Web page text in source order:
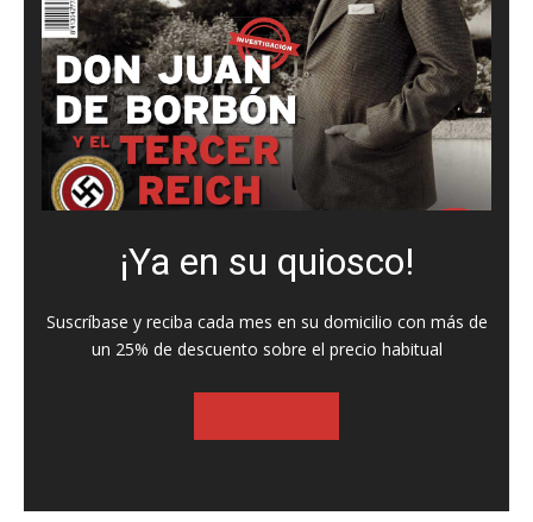
¡Ya en su quiosco!
Suscríbase y reciba cada mes en su domicilio con más de
un 25% de descuento sobre el precio habitual